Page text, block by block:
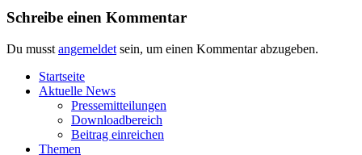
Schreibe einen Kommentar
Du musst angemeldet sein, um einen Kommentar abzugeben.
Start­sei­te
Aktu­el­le News
Pres­se­mit­tei­lun­gen
Down­load­be­reich
Bei­trag einreichen
The­men